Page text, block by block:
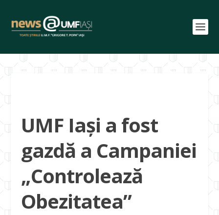
UMF Iași a fost
gazdă a Campaniei
„Controlează
Obezitatea”